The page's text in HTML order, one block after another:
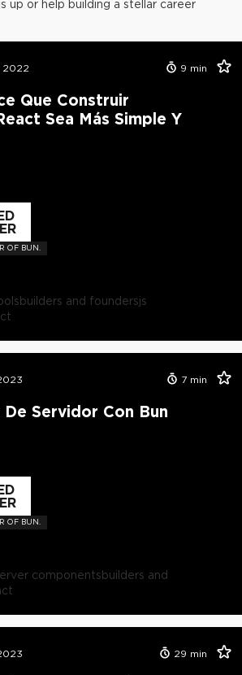
up or help building a stellar career
2022 9 min
Que Construir
Sea Más Simple Y
OF BUN.
builders and foundersjs
7 min
Servidor Con Bun
OF BUN.
componentsbuilders and
29 min